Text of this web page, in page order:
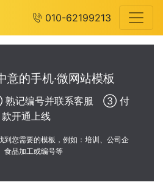
010-62199213
意的手机·微网站模板
记编号并联系客服 ③ 付
款开通上线
到您需要的模板，例如：培训、公司企
食品加工或编号等